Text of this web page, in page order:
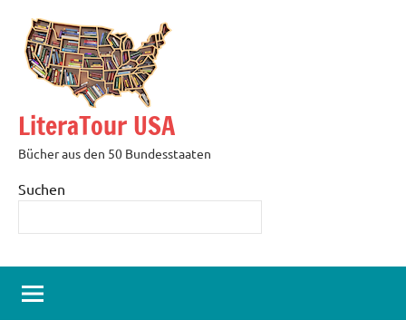
Inhalt
springen
LiteraTour USA
Bücher aus den 50 Bundesstaaten
Suchen